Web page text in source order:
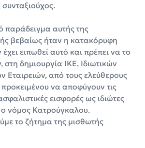
παράδειγμα αυτής της
βεβαίως ήταν η κατακόρυφη
ειπωθεί αυτό και πρέπει να το
στη δημιουργία ΙΚΕ, Ιδιωτικών
Εταιρειών, από τους ελεύθερους
να αποφύγουν τις
εισφορές ως ιδιώτες
νόμος Κατρούγκαλου.
το ζήτημα της μισθωτής